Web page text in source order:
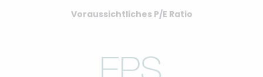
Voraussichtliches P/E Ratio